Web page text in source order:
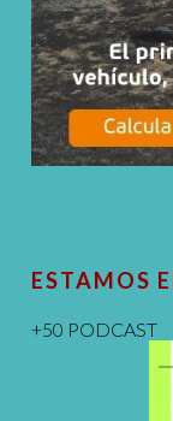
ESTAMOS
+50 PODCAST